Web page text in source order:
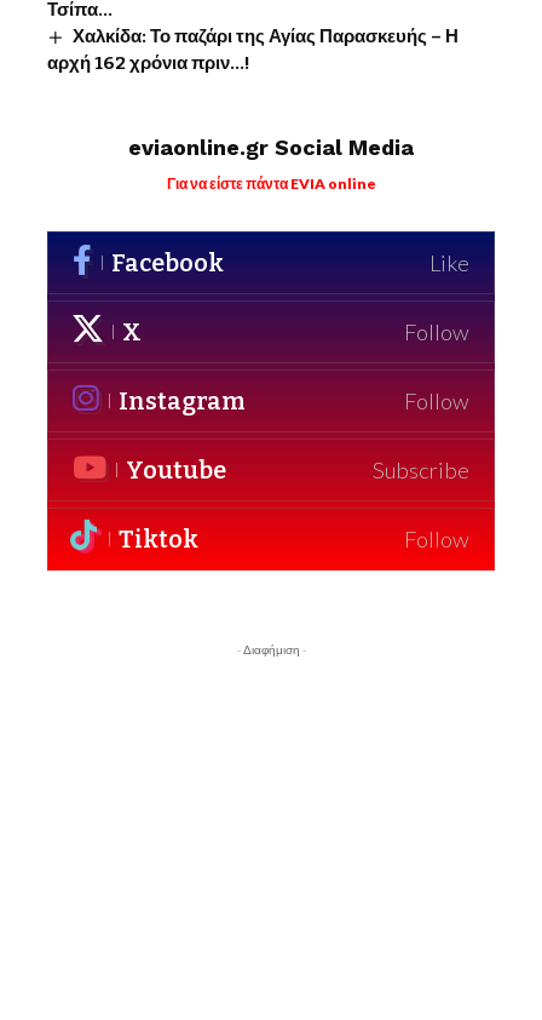
Τσίπα…
Χαλκίδα: Το παζάρι της Αγίας Παρασκευής – Η
αρχή 162 χρόνια πριν…!
eviaonline.gr Social Media
Για να είστε πάντα EVIA online
Facebook Like
X Follow
Instagram Follow
Youtube Subscribe
Tiktok Follow
- Διαφήμιση -